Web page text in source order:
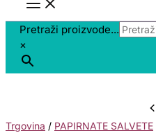
Pretraži proizvode...
×
Trgovina / PAPIRNATE SALVETE